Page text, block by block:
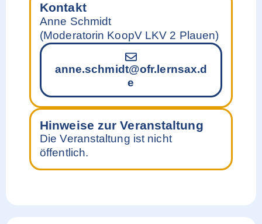
Kontakt
Anne Schmidt
(Moderatorin KoopV LKV 2 Plauen)
anne.schmidt@ofr.lernsax.d
e
Hinweise zur Veranstaltung
Die Veranstaltung ist nicht
öffentlich.